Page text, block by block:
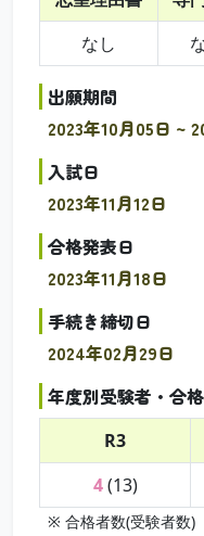
なし
出願期間
2023年10月05日 ~
入試日
2023年11月12日
合格発表日
2023年11月18日
手続き締切日
2024年02月29日
年度別受験者・合
R3
4(13)
※ 合格者数(受験者数)